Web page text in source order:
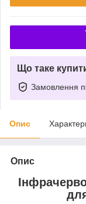
Що таке
Замовлення
Опис
Опис